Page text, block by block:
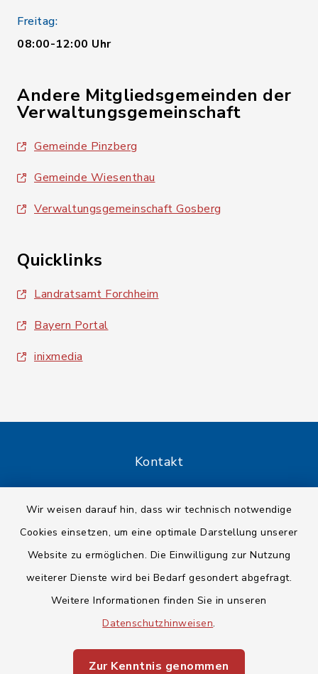
Wir weisen darauf hin, dass wir technisch notwendige
Cookies einsetzen, um eine optimale Darstellung unserer
Website zu ermöglichen. Die Einwilligung zur Nutzung
weiterer Dienste wird bei Bedarf gesondert abgefragt.
Weitere Informationen finden Sie in unseren
Datenschutzhinweisen.
Zur Kenntnis genommen
Freitag:
08:00-12:00 Uhr
Andere Mitgliedsgemeinden der
Verwaltungsgemeinschaft
Gemeinde Pinzberg
Gemeinde Wiesenthau
Verwaltungsgemeinschaft Gosberg
Quicklinks
Landratsamt Forchheim
Bayern Portal
inixmedia
Kontakt
Datenschutz
Impressum
Sitemap
Cookie-Einstellungen